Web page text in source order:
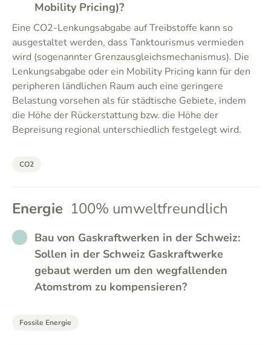
Mobility Pricing)?
Eine CO2-Lenkungsabgabe auf Treibstoffe kann so
ausgestaltet werden, dass Tanktourismus vermieden
wird (sogenannter Grenzausgleichsmechanismus). Die
Lenkungsabgabe oder ein Mobility Pricing kann für den
peripheren ländlichen Raum auch eine geringere
Belastung vorsehen als für städtische Gebiete, indem
die Höhe der Rückerstattung bzw. die Höhe der
Bepreisung regional unterschiedlich festgelegt wird.
CO2
Energie 100% umweltfreundlich
NO_ANSWER
Bau von Gaskraftwerken in der Schweiz:
Sollen in der Schweiz Gaskraftwerke
gebaut werden um den wegfallenden
Atomstrom zu kompensieren?
Fossile Energie